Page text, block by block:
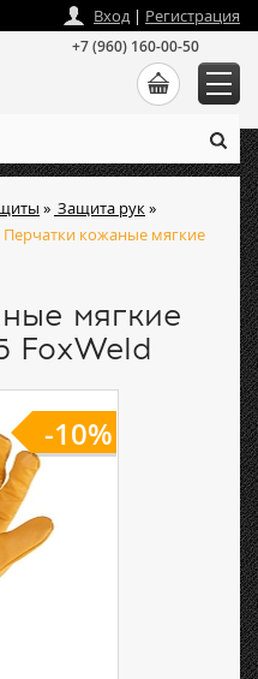
» Защита рук»
Перчатки кожаные мягкие
мягкие
FoxWeld
-10%
Вход| Регистрация
+7 (960) 160-00-50